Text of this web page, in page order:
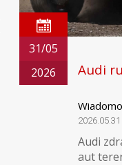
31/05
2026
Audi
2026.05.31
Audi
aut